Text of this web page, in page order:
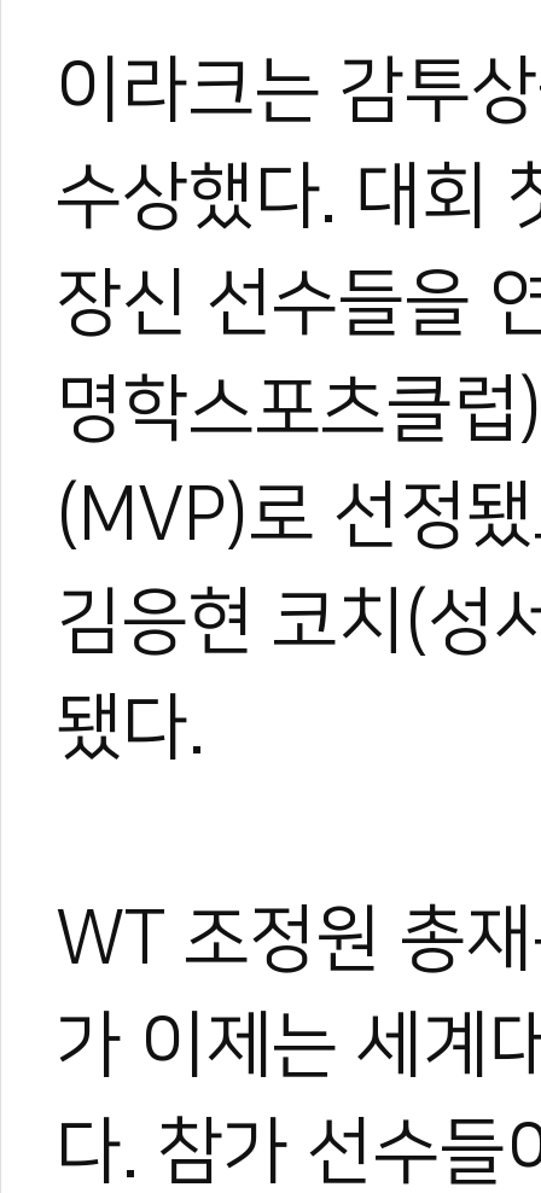
이라크는 감투
수상했다. 대회
장신 선수들을
명학스포츠클
(MVP)로 선정
김응현 코치(성
됐다.
WT 조정원 총
가 이제는 세계
다. 참가 선수들